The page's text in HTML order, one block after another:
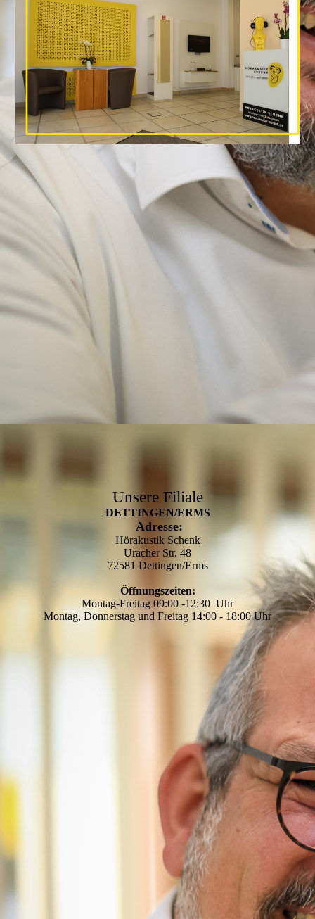
Unsere Filiale
DETTINGEN/ERMS
Adresse:
Hörakustik Schenk
Uracher Str. 48
72581 Dettingen/Erms
Öffnungszeiten:
Montag-Freitag 09:00 -12:30 Uhr
Montag, Donnerstag und Freitag 14:00 - 18:00 Uhr